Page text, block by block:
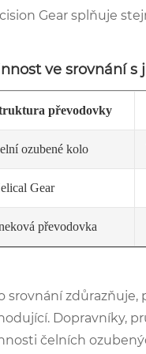
Gear splňuje
ve srovnání
převodovky
ozubené kolo
Gear
převodovka
srovnání
Dopravníky,
čelních